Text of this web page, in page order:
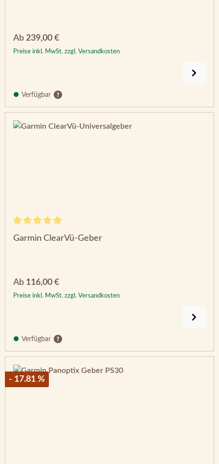
Regulärer Preis:
Ab 239,00 €
Preise inkl. MwSt. zzgl. Versandkosten
Verfügbar
Durchschnittliche Bewertung von 5 von 5 Sternen
Garmin ClearVü-Geber
Regulärer Preis:
Ab 116,00 €
Preise inkl. MwSt. zzgl. Versandkosten
Verfügbar
- 17.81 %